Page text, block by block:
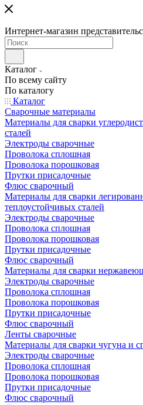
Интернет-магазин
Каталог
По всему сайту
По каталогу
Каталог
Сварочные материалы
Материалы для сварки
сталей
Электроды сварочные
Проволока сплошная
Проволока порошковая
Прутки присадочные
Флюс сварочный
Материалы для сварки
теплоустойчивых сталей
Электроды сварочные
Проволока сплошная
Проволока порошковая
Прутки присадочные
Флюс сварочный
Материалы для сварки
Электроды сварочные
Проволока сплошная
Проволока порошковая
Прутки присадочные
Флюс сварочный
Ленты сварочные
Материалы для сварки чугуна и
Электроды сварочные
Проволока сплошная
Проволока порошковая
Прутки присадочные
Флюс сварочный